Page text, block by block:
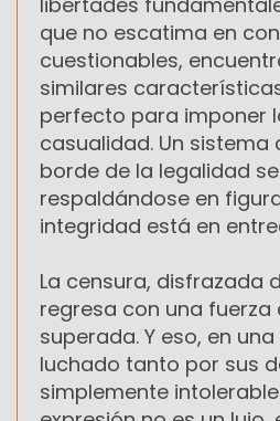
que no escatima en
cuestionables,
similares
perfecto para imponer
casualidad. Un sistema
borde de la legalidad
respaldándose en
integridad está en
La censura, disfrazada
regresa con una
superada. Y eso, en
luchado tanto por sus
simplemente